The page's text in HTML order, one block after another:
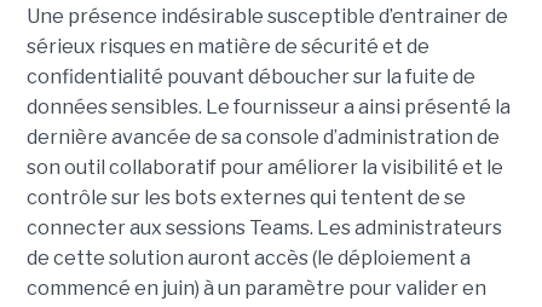
Une présence indésirable susceptible d’entrainer de
sérieux risques en matière de sécurité et de
confidentialité pouvant déboucher sur la fuite de
données sensibles. Le fournisseur a ainsi présenté la
dernière avancée de sa console d’administration de
son outil collaboratif pour améliorer la visibilité et le
contrôle sur les bots externes qui tentent de se
connecter aux sessions Teams. Les administrateurs
de cette solution auront accès (le déploiement a
commencé en juin) à un paramètre pour valider en